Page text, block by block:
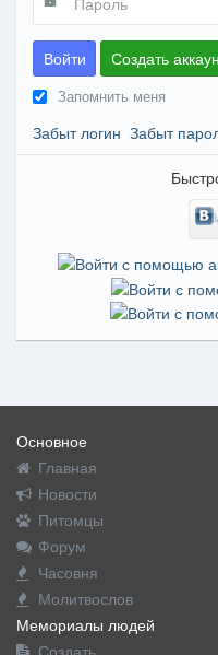
Войти Создать
Запомнить меня
Забыт логин Забыт
Основное
Главная
Новости
Питомцы
Форум
Часовня
Молитвослов
Мемориалы людей